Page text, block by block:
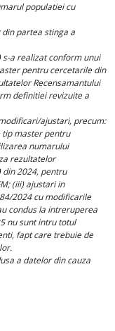
populatiei cu
partea stinga a
s-a realizat conform unui
pentru cercetarile din
Recensamantului
definitiei revizuite a
ajustari, precum:
master pentru
numarului
rezultatelor
din 2024, pentru
(iii) ajustari in
2024 cu modificarile
condus la intreruperea
nu sunt intru totul
fapt care trebuie de
a datelor din cauza